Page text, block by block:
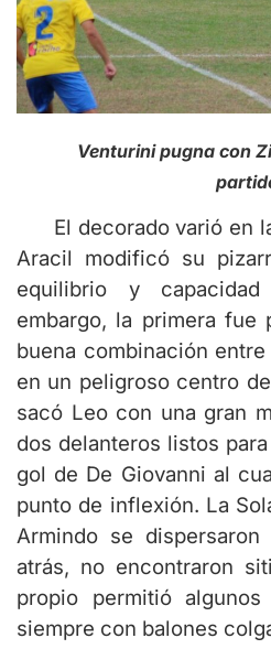
Venturini pugna con
El decorado varió en
Aracil modificó su
equilibrio y
embargo, la primera fue
buena combinación
en un peligroso centro
sacó Leo con una gran
dos delanteros listos
gol de De Giovanni al
punto de inflexión. La
Armindo se
atrás, no encontraron
propio permitió
siempre con balones